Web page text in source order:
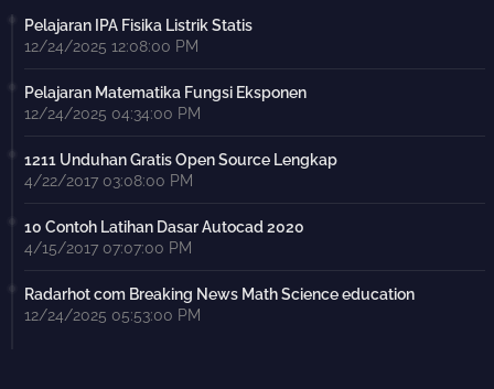
Pelajaran IPA Fisika Listrik Statis
12/24/2025 12:08:00 PM
Pelajaran Matematika Fungsi Eksponen
12/24/2025 04:34:00 PM
1211 Unduhan Gratis Open Source Lengkap
4/22/2017 03:08:00 PM
10 Contoh Latihan Dasar Autocad 2020
4/15/2017 07:07:00 PM
Radarhot com Breaking News Math Science education
12/24/2025 05:53:00 PM